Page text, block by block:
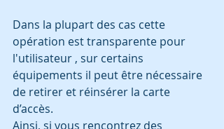
Dans la plupart des cas cette
opération est transparente pour
l'utilisateur , sur certains
équipements il peut être nécessaire
de retirer et réinsérer la carte
d’accès.
Ainsi, si vous rencontrez des